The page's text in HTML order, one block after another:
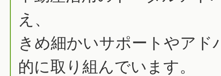
え、
きめ細かいサポートやア
的に取り組んでいます。